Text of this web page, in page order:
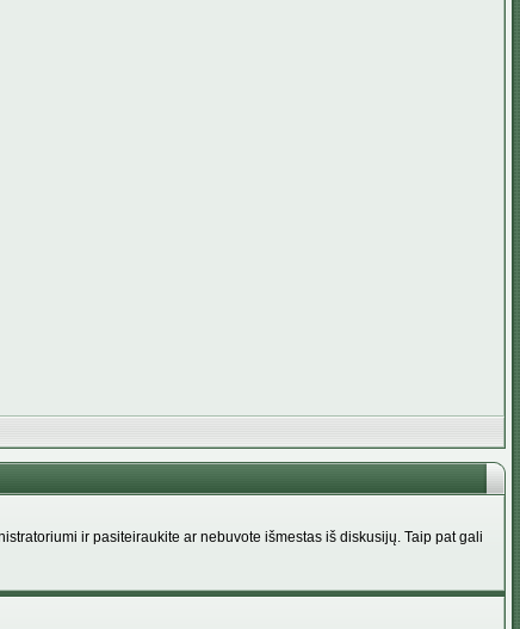
ir pasiteiraukite ar nebuvote išmestas iš diskusijų. Taip pat gali